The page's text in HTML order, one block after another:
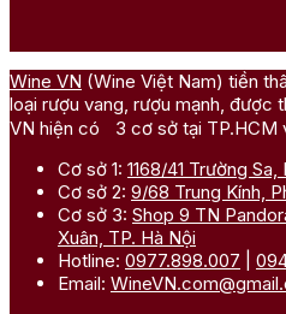
Wine VN (Wine Việt Nam) tiền
loại rượu vang, rượu mạnh, được
VN hiện có 3 cơ sở tại TP.HCM
Cơ sở 1: 1168/41 Trường
Cơ sở 2: 9/68 Trung Kính,
Cơ sở 3: Shop 9 TN
Xuân, TP. Hà Nội
Hotline: 0977.898.007
Email: